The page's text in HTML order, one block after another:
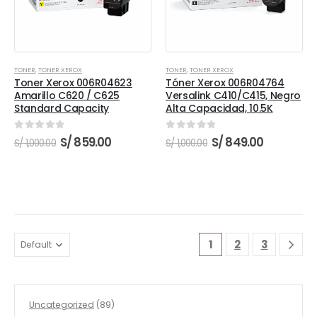
TONER,TONER XEROX
Toner Xerox 006R04623
Amarillo C620 / C625
Standard Capacity
out of 5
S/1,000.00 El
precio
S/859.00El
TONER,TONER XEROX
Tóner Xerox 006R04764
Versalink C410/C415, Negro
Alta Capacidad, 10.5K
out of 5
S/1,000.00 El
precio
S/849.00El
1 2 3
Uncategorized 8989